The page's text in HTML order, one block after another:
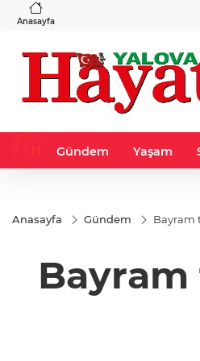
Anasayfa
%-0,22
Gündem Yaşam
Anasayfa Gündem Bayram
Bayram